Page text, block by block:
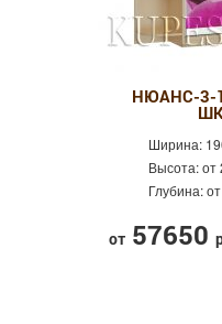
НЮАНС-3-
Ширина:
Высота:от
Глубина:
от 57650